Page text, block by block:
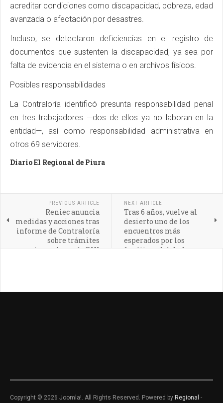
acreditar condiciones como discapacidad, pobreza, edad
avanzada o afectación por desastres.
Incluso, se detectaron deficiencias en el registro de
documentos que sustenten la discapacidad, ya sea por
falta de evidencia en el sistema o en archivos físicos.
Posibles responsabilidades
La Contraloría identificó presunta responsabilidad penal
en tres trabajadores —dos de ellos ya no laboran en la
entidad—, así como responsabilidad administrativa en
otros 69 servidores.
Diario El Regional de Piura
PREVIOUS ARTICLE
Reniec anuncia
medidas y acciones tras
informe de Contraloría
sobre trámites
irregulares de DNI
NEXT ARTICLE
Tras 6 años, vuelve al
desierto uno de los
encuentros más
esperados por los
fanáticos del 4x4
Copyright © 2026 Joomla!. All Rights Reserved. Powered by Regional -